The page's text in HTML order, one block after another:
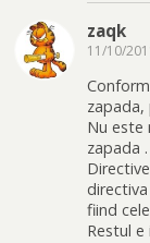
zaqk
11/10/
zapada,
Nu este
zapada
fiind
Restul e